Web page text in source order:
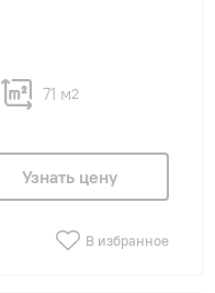
71 м2
Узнать цену
В избранное